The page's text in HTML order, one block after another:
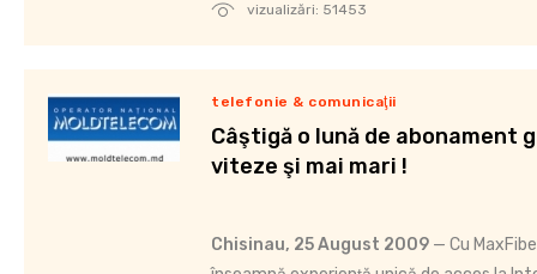
vizualizări: 51453
telefonie & comunicaţii
Câştigă o lună de abonament
viteze şi mai mari !
Chisinau, 25 August 2009 — Cu